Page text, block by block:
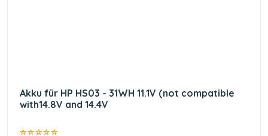
Akku für HP HS03 - 31WH 11.1V (not compatible
with14.8V and 14.4V